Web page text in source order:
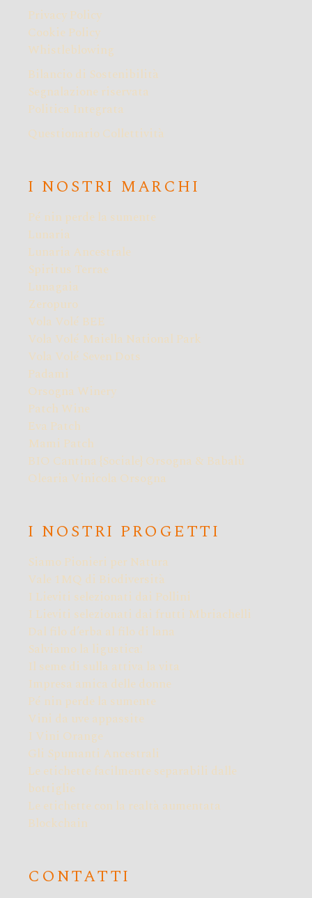
Privacy Policy
Cookie Policy
Whistleblowing
Bilancio di Sostenibilità
Segnalazione riservata
Politica Integrata
Questionario Collettività
I NOSTRI MARCHI
Pé nin perde la sumente
Lunaria
Lunaria Ancestrale
Spiritus Terrae
Lunagaia
Zeropuro
Vola Volé BEE
Vola Volé Maiella National Park
Vola Volé Seven Dots
Padami
Orsogna Winery
Patch Wine
Eva Patch
Mami Patch
BIO Cantina {Sociale} Orsogna & Babalù
Olearia Vinicola Orsogna
I NOSTRI PROGETTI
Siamo Pionieri per Natura
Vale 1MQ di Biodiversità
I Lieviti selezionati dai Pollini
I Lieviti selezionati dai frutti Mbriachelli
Dal filo d’erba al filo di lana
Salviamo la ligustica!
Il seme di sulla attiva la vita
Impresa amica delle donne
Pé nin perde la sumente
Vini da uve appassite
I Vini Orange
Gli Spumanti Ancestrali
Le etichette facilmente separabili dalle
bottiglie
Le etichette con la realtà aumentata
Blockchain
CONTATTI